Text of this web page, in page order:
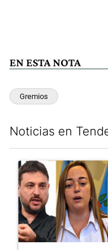
EN ESTA NOTA
Gremios
Noticias en
Un artículo de